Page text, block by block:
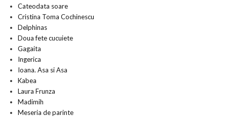
Cateodata soare
Cristina Toma Cochinescu
Delphinas
Doua fete cucuiete
Gagaita
Ingerica
Ioana. Asa si Asa
Kabea
Laura Frunza
Madimih
Meseria de parinte